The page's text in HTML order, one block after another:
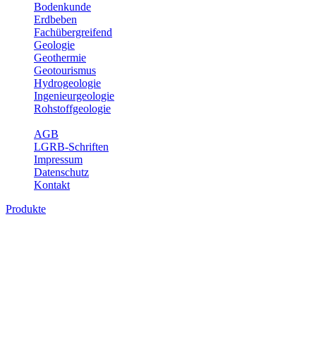
Bodenkunde
Erdbeben
Fachübergreifend
Geologie
Geothermie
Geotourismus
Hydrogeologie
Ingenieurgeologie
Rohstoffgeologie
AGB
LGRB-Schriften
Impressum
Datenschutz
Kontakt
Produkte